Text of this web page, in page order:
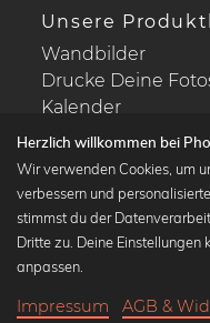
Unsere
Wandbilder
Drucke Deine
Kalender
Beliebte
Wandbilder in
Klassiker der
Herzlich willkommen bei
Wir verwenden Cookies, um
verbessern und
stimmst du der
Dritte zu. Deine Einstellungen
anpassen.
Impressum AGB &